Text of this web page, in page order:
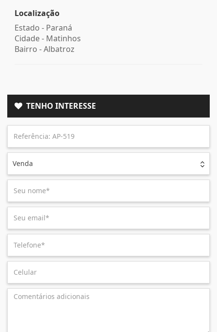
Localização
Estado - Paraná
Cidade - Matinhos
Bairro -Albatroz
TENHO INTERESSE
Venda